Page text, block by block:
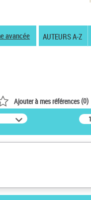
avancée AUTEURS A-Z
Ajouter à mes références(0)